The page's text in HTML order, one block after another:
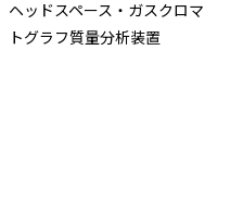
ヘッドスペース・ガスクロマ
トグラフ質量分析装置